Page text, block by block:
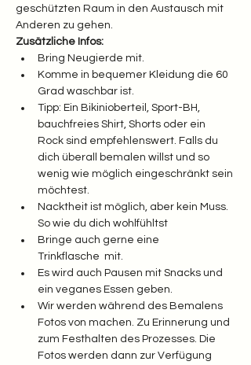
geschützten Raum in den Austausch mit
Anderen zu gehen.
Zusätzliche Infos:
Bring Neugierde mit.
Komme in bequemer Kleidung die 60
Grad waschbar ist.
Tipp: Ein Bikinioberteil, Sport-BH,
bauchfreies Shirt, Shorts oder ein
Rock sind empfehlenswert. Falls du
dich überall bemalen willst und so
wenig wie möglich eingeschränkt sein
möchtest.
Nacktheit ist möglich, aber kein Muss.
So wie du dich wohlfühltst
Bringe auch gerne eine
Trinkflasche  mit.
Es wird auch Pausen mit Snacks und
ein veganes Essen geben.
Wir werden während des Bemalens
Fotos von machen. Zu Erinnerung und
zum Festhalten des Prozesses. Die
Fotos werden dann zur Verfügung